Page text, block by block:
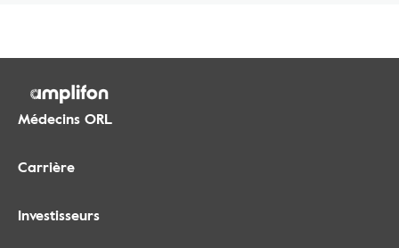
Médecins ORL
Carrière
Investisseurs